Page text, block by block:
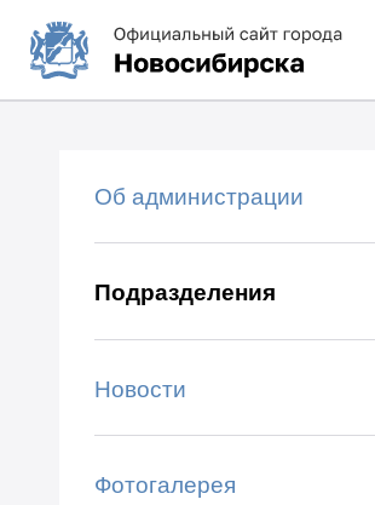
Об администрации
Подразделения
Новости
Фотогалерея